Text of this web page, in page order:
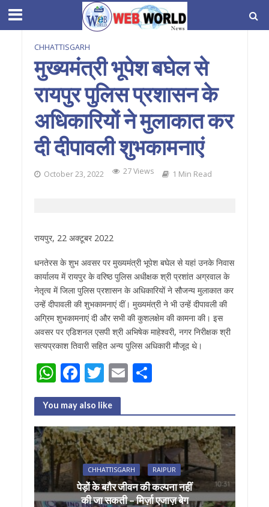
CHHATTISGARH
मुख्यमंत्री भूपेश बघेल से
रायपुर पुलिस प्रशासन के
अधिकारियों ने मुलाकात कर
दी दीपावली शुभकामनाएं
October 23, 2022 27 Views 1 Min Read
रायपुर, 22 अक्टूबर 2022
धनतेरस के शुभ अवसर पर मुख्यमंत्री भूपेश बघेल से यहां उनके निवास
कार्यालय में रायपुर के वरिष्ठ पुलिस अधीक्षक श्री प्रशांत अग्रवाल के
नेतृत्व में जिला पुलिस प्रशासन के अधिकारियों ने सौजन्य मुलाकात कर
उन्हें दीपावली की शुभकामनाएं दीं। मुख्यमंत्री ने भी उन्हें दीपावली की
अग्रिम शुभकामनाएं दी और सभी की कुशलक्षेम की कामना की। इस
अवसर पर एडिशनल एसपी श्री अभिषेक माहेश्वरी, नगर निरीक्षक श्री
सत्यप्रकाश तिवारी सहित अन्य पुलिस अधिकारी मौजूद थे।
W
h
at
s
A
p
p
F
ac
e
b
o
o
k
T
w
itt
er
E
ai
l
S
ar
e
You may also like
CHHATTISGARH RAIPUR
पेड़ों के बग़ैर जीवन की कल्पना नहीं
की जा सकती – मिर्ज़ा एजाज़ बेग